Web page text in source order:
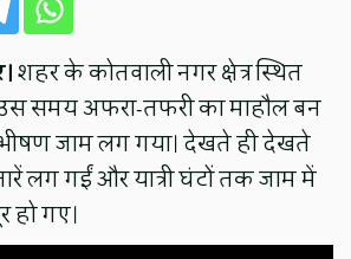
शहर के कोतवाली नगर क्षेत्र स्थित
समय अफरा-तफरी का माहौल बन
जाम लग गया। देखते ही देखते
लग गईं और यात्री घंटों तक जाम में
गए।